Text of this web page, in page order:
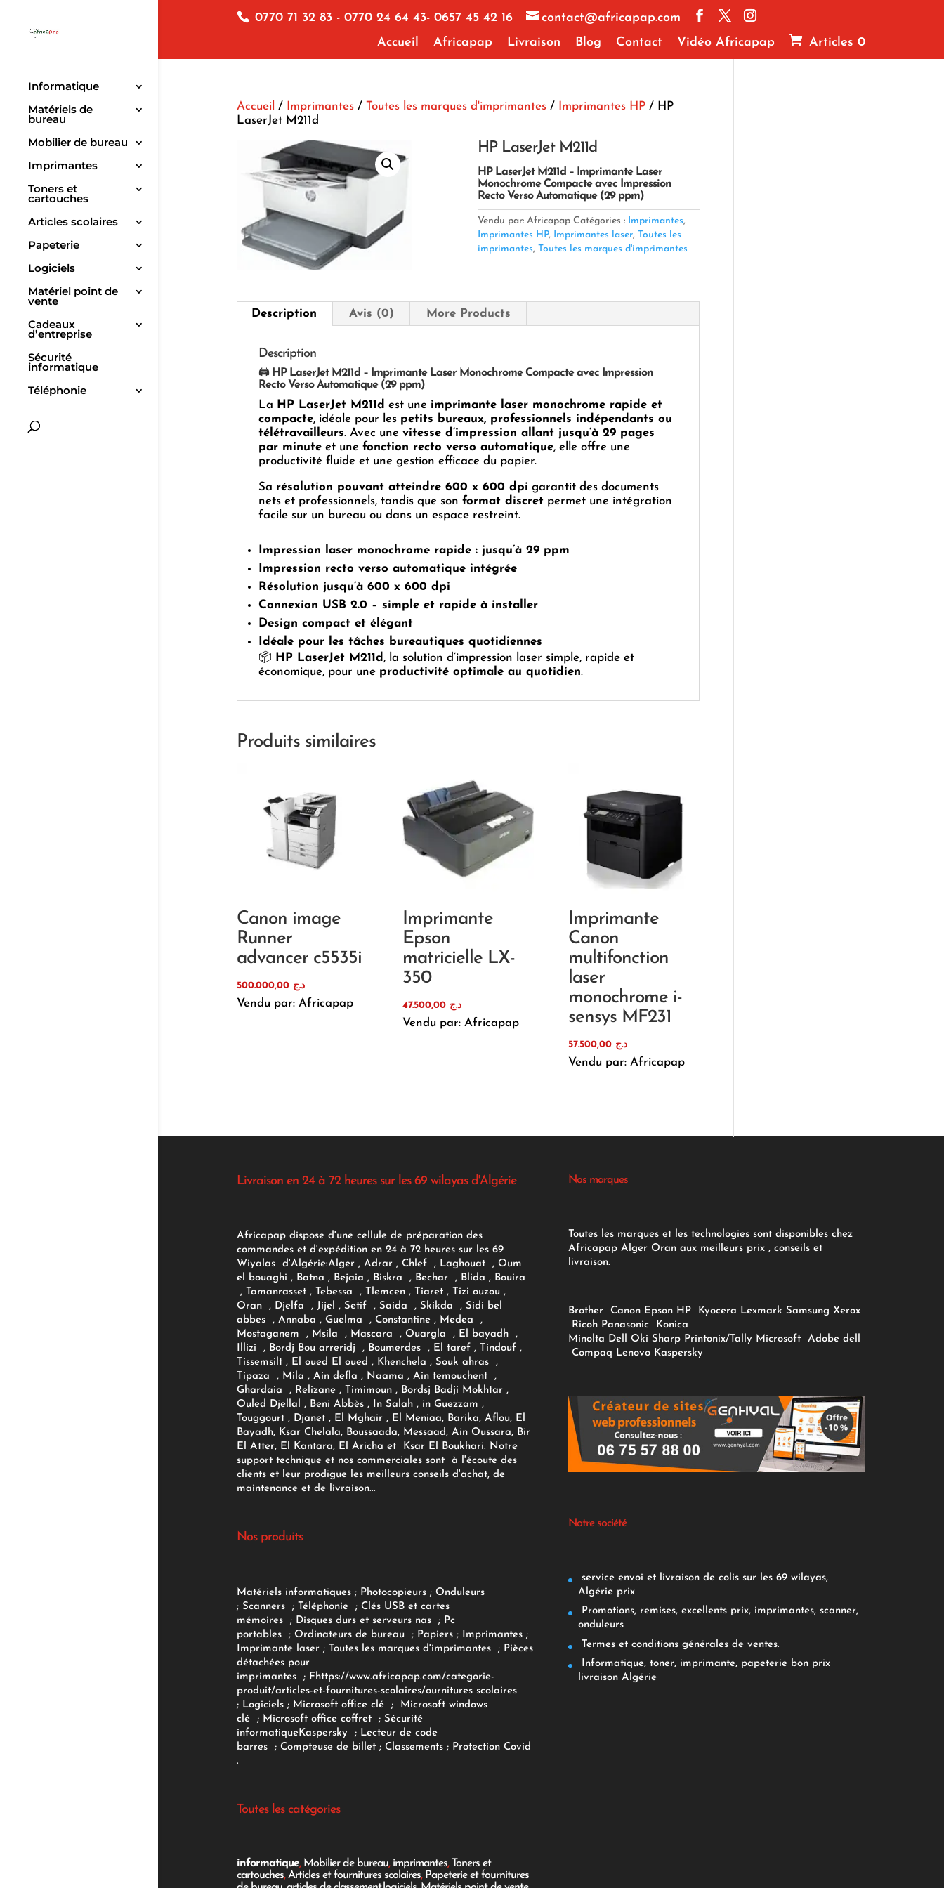
0770 71 32 83 - 0770 24 64 43- 0657 45 42 16
contact@africapap.com
Accueil
Africapap Livraison Blog Contact Vidéo Africapap Articles 0
Informatique
Matériels de
bureau
Mobilier de bureau
Imprimantes
Toners et
cartouches
Articles scolaires
Papeterie
Logiciels
Matériel point de
vente
Cadeaux
d’entreprise
Sécurité
informatique
Téléphonie
Accueil / Imprimantes/ Toutes les marques d'imprimantes/ Imprimantes HP/ HP
LaserJet M211d
HP LaserJet M211d
HP LaserJet M211d – Imprimante Laser
Monochrome Compacte avec Impression
Recto Verso Automatique (29 ppm)
Vendu par: Africapap Catégories : Imprimantes,
Imprimantes HP, Imprimantes laser, Toutes les
imprimantes, Toutes les marques d'imprimantes
Description Avis (0) More Products
Description
🖨️ HP LaserJet M211d – Imprimante Laser Monochrome Compacte avec Impression
Recto Verso Automatique (29 ppm)
La HP LaserJet M211d est une imprimante laser monochrome rapide et
compacte, idéale pour les petits bureaux, professionnels indépendants ou
télétravailleurs. Avec une vitesse d’impression allant jusqu’à 29 pages
par minuteet une fonction recto verso automatique, elle offre une
productivité fluide et une gestion efficace du papier.
Sa résolution pouvant atteindre 600 x 600 dpi garantit des documents
nets et professionnels, tandis que son format discretpermet une intégration
facile sur un bureau ou dans un espace restreint.
Impression laser monochrome rapide : jusqu’à 29 ppm
Impression recto verso automatique intégrée
Résolution jusqu’à 600 x 600 dpi
Connexion USB 2.0 – simple et rapide à installer
Design compact et élégant
Idéale pour les tâches bureautiques quotidiennes
📦 HP LaserJet M211d , la solution d’impression laser simple, rapide et
économique, pour une productivité optimale au quotidien.
Produits similaires
Canon image
Runner
advancer c5535i
د.ج 500.000,00
Vendu par: Africapap
Imprimante
Epson
matricielle LX-
350
د.ج 47.500,00
Vendu par: Africapap
Imprimante
Canon
multifonction
laser
monochrome i-
sensys MF231
د.ج
Vendu par: Africapap
Livraison en 24 à 72 heures sur les 69 wilayas d'Algérie
Africapap dispose d'une cellule de préparation des
commandes et d'expédition en 24 à 72 heures sur les 69
Wiyalas d'Algérie:Alger , Adrar, Chlef , Laghouat , Oum
el bouaghi , Batna , Bejaia , Biskra , Bechar , Blida , Bouira
, Tamanrasset , Tebessa , Tlemcen , Tiaret , Tizi ouzou ,
Oran , Djelfa , Jijel , Setif , Saida , Skikda , Sidi bel
abbes , Annaba , Guelma , Constantine , Medea ,
Mostaganem , Msila , Mascara , Ouargla , El bayadh ,
Illizi , Bordj Bou arreridj , Boumerdes , El taref , Tindouf ,
Tissemsilt , El oued El oued , Khenchela , Souk ahras ,
Tipaza , Mila , Ain defla , Naama , Ain temouchent ,
Ghardaia , Relizane , Timimoun , Bordsj Badji Mokhtar ,
Ouled Djellal , Beni Abbès , In Salah , in Guezzam ,
Touggourt , Djanet , El Mghair , El Meniaa, Barika, Aflou, El
Bayadh, Ksar Chelala, Boussaada, Messaad, Ain Oussara, Bir
El Atter, El Kantara, El Aricha et Ksar El Boukhari. Notre
support technique et nos commerciales sont à l'écoute des
clients et leur prodigue les meilleurs conseils d'achat, de
maintenance et de livraison...
Nos produits
Matériels informatiques; Photocopieurs; Onduleurs
; Scanners ; Téléphonie ; Clés USB et cartes
mémoires
; Disques durs et serveurs nas ; Pc
portables
; Ordinateurs de bureau ; Papiers; Imprimantes;
Imprimante laser; Toutes les marques d'imprimantes ; Pièces
détachées pour
imprimantes
; F https://www.africapap.com/categorie-
produit/articles-et-fournitures-scolaires/ournitures scolaires
; Logiciels ; Microsoft office clé ;
Microsoft windows
clé; Microsoft office coffret ; Sécurité
informatiqueKaspersky ; Lecteur de code
barres
; Compteuse de billet; Classements ; Protection Covid
.
Toutes les catégories
informatique, Mobilier de bureau, imprimantes, Toners et
cartouches,Articles et fournitures scolaires, Papeterie et fournitures
Nos marques
Toutes les marques et les technologies sont disponibles chez
Africapap Alger Oran aux meilleurs prix , conseils et
livraison.
Brother Canon Epson HP Kyocera Lexmark Samsung Xerox
Ricoh Panasonic
Konica
Minolta Dell Oki Sharp Printonix/Tally Microsoft Adobe dell
Compaq Lenovo Kaspersky
Notre société
service envoi et livraison de colis sur les 69 wilayas,
Algérie prix
Promotions, remises, excellents prix, imprimantes, scanner,
onduleurs
Termes et conditions générales de ventes.
Informatique, toner, imprimante, papeterie bon prix
livraison Algérie